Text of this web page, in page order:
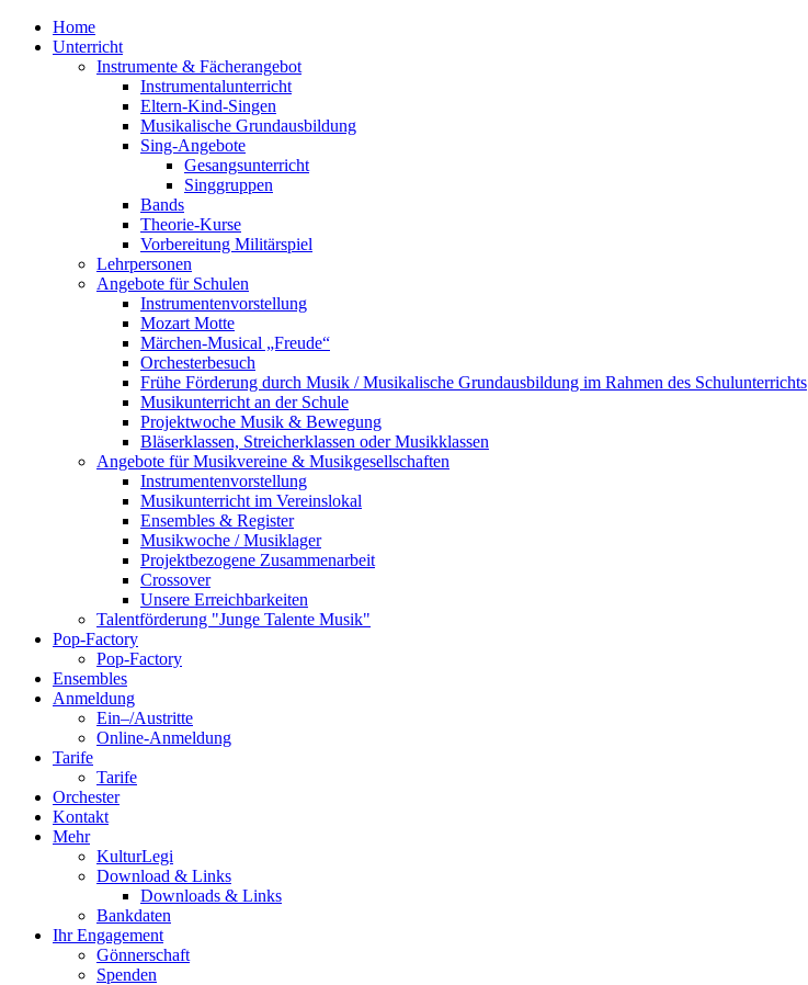
Home
Unterricht
Instrumente & Fächerangebot
Instrumentalunterricht
Eltern-Kind-Singen
Musikalische Grundausbildung
Sing-Angebote
Gesangsunterricht
Singgruppen
Bands
Theorie-Kurse
Vorbereitung Militärspiel
Lehrpersonen
Angebote für Schulen
Instrumentenvorstellung
Mozart Motte
Märchen-Musical „Freude“
Orchesterbesuch
Frühe Förderung durch Musik / Musikalische Grundausbildung im Rahmen des Schulunterrichts
Musikunterricht an der Schule
Projektwoche Musik & Bewegung
Bläserklassen, Streicherklassen oder Musikklassen
Angebote für Musikvereine & Musikgesellschaften
Instrumentenvorstellung
Musikunterricht im Vereinslokal
Ensembles & Register
Musikwoche / Musiklager
Projektbezogene Zusammenarbeit
Crossover
Unsere Erreichbarkeiten
Talentförderung "Junge Talente Musik"
Pop-Factory
Pop-Factory
Ensembles
Anmeldung
Ein–/Austritte
Online-Anmeldung
Tarife
Tarife
Orchester
Kontakt
Mehr
KulturLegi
Download & Links
Downloads & Links
Bankdaten
Ihr Engagement
Gönnerschaft
Spenden